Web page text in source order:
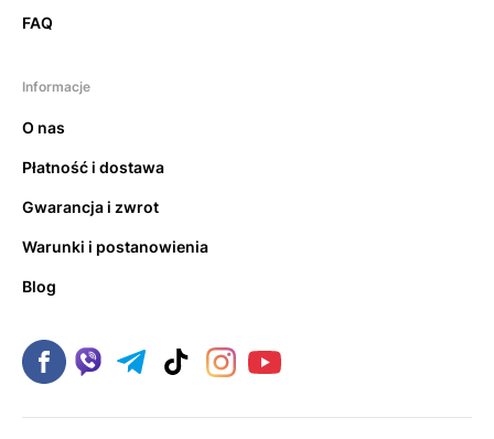
FAQ
Informacje
O nas
Płatność i dostawa
Gwarancja i zwrot
Warunki i postanowienia
Blog